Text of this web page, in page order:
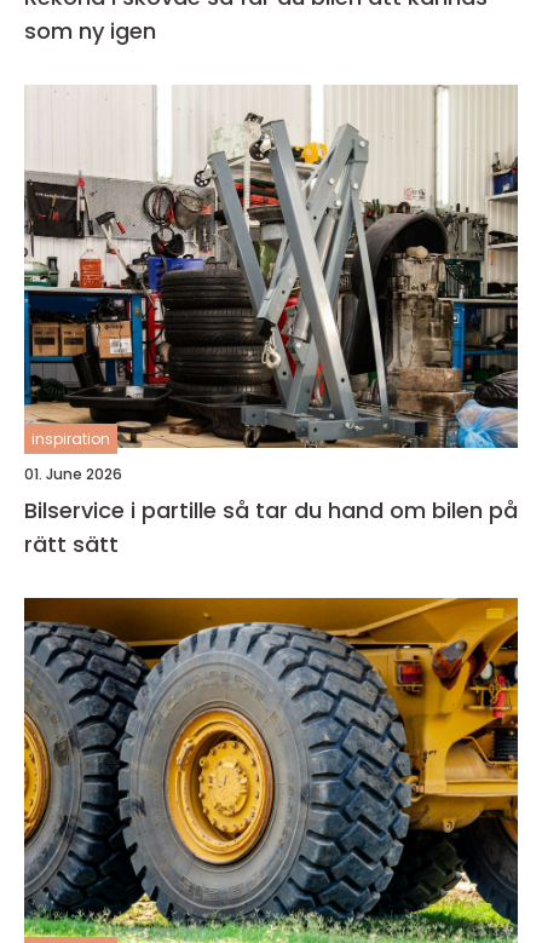
som ny igen
inspiration
01. June 2026
Bilservice i partille så tar du hand om bilen på
rätt sätt